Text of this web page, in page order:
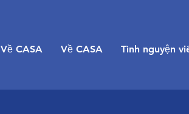
Về CASA Về CASA Tình nguyện